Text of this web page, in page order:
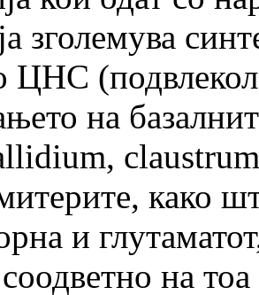
зголемува
ЦНС
на
како
и
на тоа